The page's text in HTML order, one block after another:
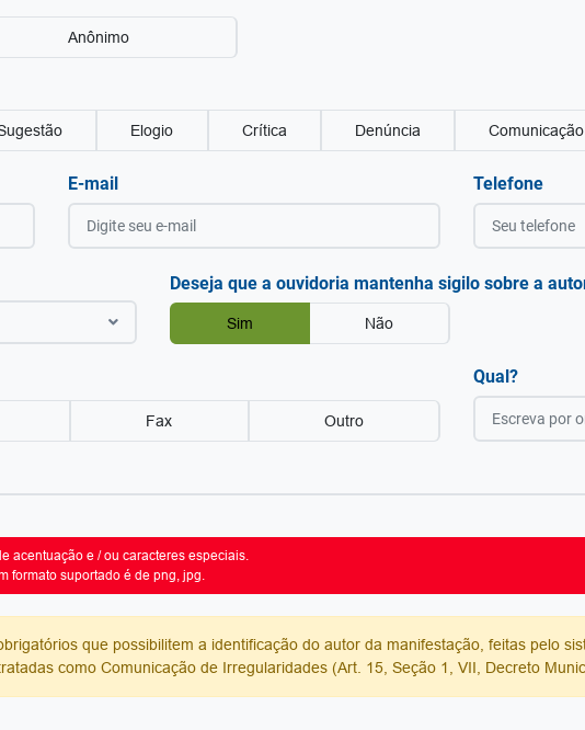
Anônimo
Elogio Crítica Denúncia
E-mail Telefone
Deseja que a ouvidoria mantenha sigilo sobre a
Sim Não
Fax Outro
Qual?
acentuação e / ou caracteres especiais.
formato suportado é de png, jpg.
que possibilitem a identificação do autor da manifestação, feitas pelo
como Comunicação de Irregularidades (Art. 15, Seção 1, VII, Decreto